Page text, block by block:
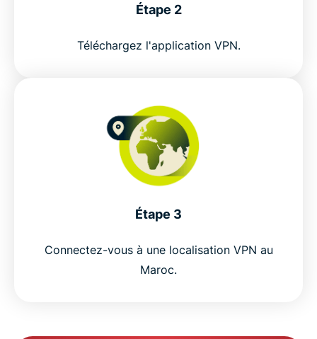
Étape 2
Téléchargez l'application VPN.
Étape 3
Connectez-vous à une localisation VPN au
Maroc.